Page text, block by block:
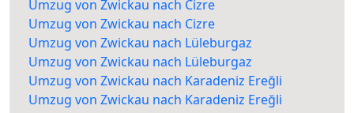
Umzug von Zwickau nach Cizre
Umzug von Zwickau nach Cizre
Umzug von Zwickau nach Lüleburgaz
Umzug von Zwickau nach Lüleburgaz
Umzug von Zwickau nach Karadeniz Ereğli
Umzug von Zwickau nach Karadeniz Ereğli